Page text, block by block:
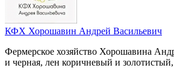
КФХ Хорошавин Андрей Васильевич
Фермерское хозяйство Хорошавина
и черная, лен коричневый и